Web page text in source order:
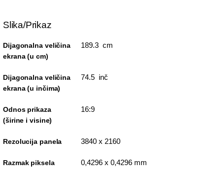
Slika/Prikaz
Dijagonalna veličina
ekrana (u cm)
189.3 cm
Dijagonalna veličina
ekrana (u inčima)
74.5 inč
Odnos prikaza
(širine i visine)
16:9
Rezolucija panela 3840 x 2160
Razmak piksela 0,4296 x 0,4296 mm